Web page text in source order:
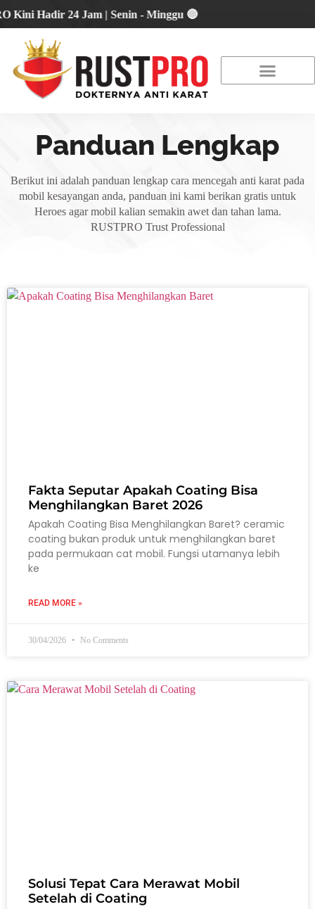
Hadir 24 Jam | Senin - Minggu 🔴
Panduan Lengkap
Berikut ini adalah panduan lengkap cara mencegah anti karat pada
mobil kesayangan anda, panduan ini kami berikan gratis untuk
Heroes agar mobil kalian semakin awet dan tahan lama.
RUSTPRO Trust Professional
Fakta Seputar Apakah Coating Bisa
Menghilangkan Baret 2026
Apakah Coating Bisa Menghilangkan Baret? ceramic
coating bukan produk untuk menghilangkan baret
pada permukaan cat mobil. Fungsi utamanya lebih
ke
READ MORE »
30/04/2026 No Comments
Solusi Tepat Cara Merawat Mobil
Setelah di Coating